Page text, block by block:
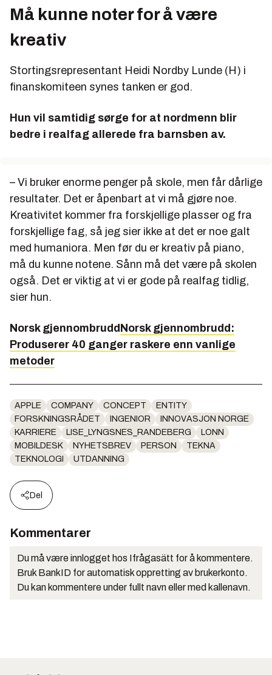
Må kunne noter for å være
kreativ
Stortingsrepresentant Heidi Nordby Lunde (H) i
finanskomiteen synes tanken er god.
Hun vil samtidig sørge for at nordmenn blir
bedre i realfag allerede fra barnsben av.
– Vi bruker enorme penger på skole, men får dårlige
resultater. Det er åpenbart at vi må gjøre noe.
Kreativitet kommer fra forskjellige plasser og fra
forskjellige fag, så jeg sier ikke at det er noe galt
med humaniora. Men før du er kreativ på piano,
må du kunne notene. Sånn må det være på skolen
også. Det er viktig at vi er gode på realfag tidlig,
sier hun.
Norsk gjennombruddNorsk gjennombrudd:
Produserer 40 ganger raskere enn vanlige
metoder
APPLE COMPANY CONCEPT
ENTITY
FORSKNINGSRÅDET
INGENIOR
INNOVASJON NORGE
KARRIERE
LISE_LYNGSNES_RANDEBERG
LONN
MOBILDESK
NYHETSBREV PERSON
TEKNA
TEKNOLOGI
UTDANNING
Del
Kommentarer
Du må være innlogget hos Ifrågasätt for å kommentere.
Bruk BankID for automatisk oppretting av brukerkonto.
Du kan kommentere under fullt navn eller med kallenavn.